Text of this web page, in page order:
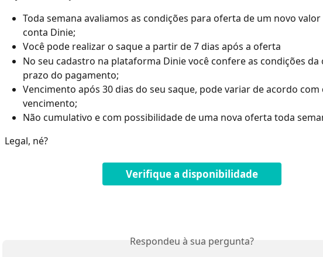
Toda semana avaliamos as condições para oferta de um novo valor
conta Dinie;
Você pode realizar o saque a partir de 7 dias após a oferta
No seu cadastro na plataforma Dinie você confere as condições da
prazo do pagamento;
Vencimento após 30 dias do seu saque, pode variar de acordo com
vencimento;
Não cumulativo e com possibilidade de uma nova oferta toda
Legal, né?
Verifique a disponibilidade
Respondeu à sua pergunta?